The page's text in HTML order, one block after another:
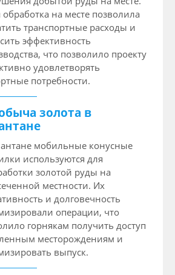
обработка на месте позволила
транспортные расходы и
эффективность
что позволило проекту
удовлетворять
потребности.
золота в
мобильные конусные
используются для
золотой руды на
местности. Их
и долговечность
операции, что
горнякам получить доступ
месторождениям и
выпуск.